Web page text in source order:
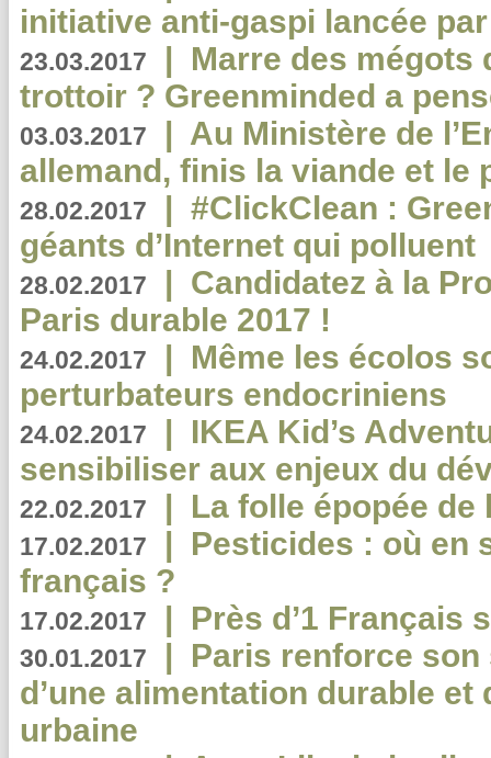
initiative anti-gaspi lancée
23.03.2017 | Marre des mégots
trottoir ? Greenminded a
03.03.2017 | Au Ministère de
allemand, finis la viande et le
28.02.2017 | #ClickClean :
géants d’Internet qui polluent
28.02.2017 | Candidatez à la
Paris durable 2017 !
24.02.2017 | Même les écolos
perturbateurs endocriniens
24.02.2017 | IKEA Kid’s
sensibiliser aux enjeux du
22.02.2017 | La folle épopée de
17.02.2017 | Pesticides : où en
français ?
17.02.2017 | Près d’1 Français
30.01.2017 | Paris renforce
d’une alimentation durable et
urbaine